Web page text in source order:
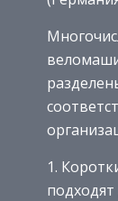
1.